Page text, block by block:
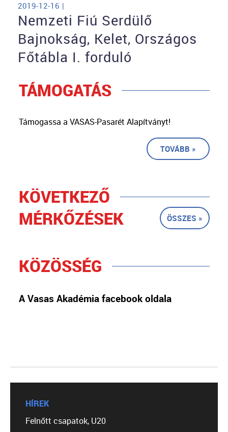
2019-12-16 |
Nemzeti Fiú Serdülő
Bajnokság, Kelet, Országos
Főtábla I. forduló
TÁMOGATÁS
Támogassa a VASAS-Pasarét Alapítványt!
TOVÁBB »
KÖVETKEZŐ
MÉRKŐZÉSEK
ÖSSZES »
KÖZÖSSÉG
A Vasas Akadémia facebook oldala
HÍREK
Felnőtt csapatok, U20